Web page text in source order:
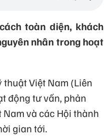
toàn diện, khách
nhân trong hoạt
thuật Việt Nam (Liên
động tư vấn, phản
và các Hội thành
gian tới.